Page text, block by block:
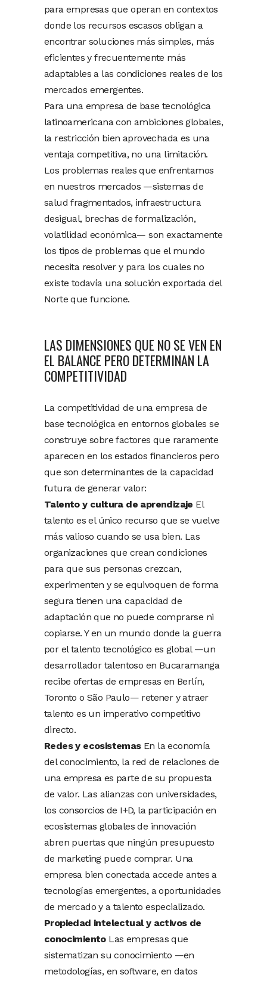
para empresas que operan en contextos
donde los recursos escasos obligan a
encontrar soluciones más simples, más
eficientes y frecuentemente más
adaptables a las condiciones reales de los
mercados emergentes.
Para una empresa de base tecnológica
latinoamericana con ambiciones globales,
la restricción bien aprovechada es una
ventaja competitiva, no una limitación.
Los problemas reales que enfrentamos
en nuestros mercados —sistemas de
salud fragmentados, infraestructura
desigual, brechas de formalización,
volatilidad económica— son exactamente
los tipos de problemas que el mundo
necesita resolver y para los cuales no
existe todavía una solución exportada del
Norte que funcione.
LAS DIMENSIONES QUE NO SE VEN EN
EL BALANCE PERO DETERMINAN LA
COMPETITIVIDAD
La competitividad de una empresa de
base tecnológica en entornos globales se
construye sobre factores que raramente
aparecen en los estados financieros pero
que son determinantes de la capacidad
futura de generar valor:
Talento y cultura de aprendizaje El
talento es el único recurso que se vuelve
más valioso cuando se usa bien. Las
organizaciones que crean condiciones
para que sus personas crezcan,
experimenten y se equivoquen de forma
segura tienen una capacidad de
adaptación que no puede comprarse ni
copiarse. Y en un mundo donde la guerra
por el talento tecnológico es global —un
desarrollador talentoso en Bucaramanga
recibe ofertas de empresas en Berlín,
Toronto o São Paulo— retener y atraer
talento es un imperativo competitivo
directo.
Redes y ecosistemasEn la economía
del conocimiento, la red de relaciones de
una empresa es parte de su propuesta
de valor. Las alianzas con universidades,
los consorcios de I+D, la participación en
ecosistemas globales de innovación
abren puertas que ningún presupuesto
de marketing puede comprar. Una
empresa bien conectada accede antes a
tecnologías emergentes, a oportunidades
de mercado y a talento especializado.
Propiedad intelectual y activos de
conocimientoLas empresas que
sistematizan su conocimiento —en
metodologías, en software, en datos